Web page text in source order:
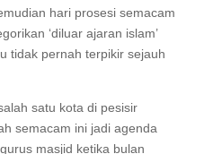
hari prosesi semacam
‘diluar ajaran islam’
tidak pernah terpikir sejauh
satu kota di pesisir
semacam ini jadi agenda
masjid ketika bulan